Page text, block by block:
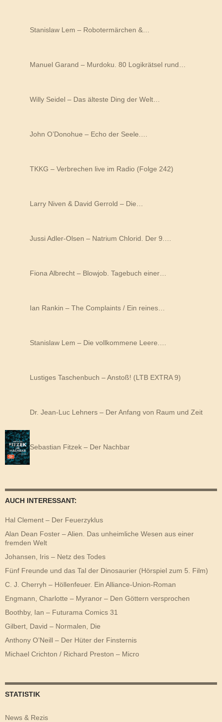
Stanislaw Lem – Robotermärchen &…
Manuel Garand – Murdoku. 80 Logikrätsel rund…
Willy Seidel – Das älteste Ding der Welt…
John O’Donohue – Echo der Seele.…
TKKG – Verbrechen live im Radio (Folge 242)
Larry Niven & David Gerrold – Die…
Jussi Adler-Olsen – Natrium Chlorid. Der 9.…
Fiona Albrecht – Blowjob. Tagebuch einer…
Ian Rankin – The Complaints / Ein reines…
Stanislaw Lem – Die vollkommene Leere.…
Lustiges Taschenbuch – Anstoß! (LTB EXTRA 9)
Dr. Jean-Luc Lehners – Der Anfang von Raum und Zeit
Sebastian Fitzek – Der Nachbar
AUCH INTERESSANT:
Hal Clement – Der Feuerzyklus
Alan Dean Foster – Alien. Das unheimliche Wesen aus einer
fremden Welt
Johansen, Iris – Netz des Todes
Fünf Freunde und das Tal der Dinosaurier (Hörspiel zum 5. Film)
C. J. Cherryh – Höllenfeuer. Ein Alliance-Union-Roman
Engmann, Charlotte – Myranor – Den Göttern versprochen
Boothby, Ian – Futurama Comics 31
Gilbert, David – Normalen, Die
Anthony O’Neill – Der Hüter der Finsternis
Michael Crichton / Richard Preston – Micro
STATISTIK
News & Rezis